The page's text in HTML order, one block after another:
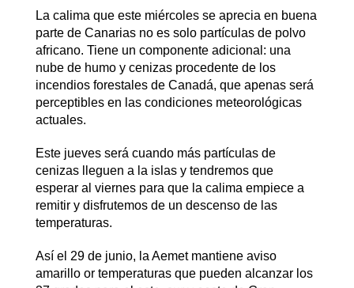
La calima que este miércoles se aprecia en buena
parte de Canarias no es solo partículas de polvo
africano. Tiene un componente adicional: una
nube de humo y cenizas procedente de los
incendios forestales de Canadá, que apenas será
perceptibles en las condiciones meteorológicas
actuales.
Este jueves será cuando más partículas de
cenizas lleguen a la islas y tendremos que
esperar al viernes para que la calima empiece a
remitir y disfrutemos de un descenso de las
temperaturas.
Así el 29 de junio, la Aemet mantiene aviso
amarillo or temperaturas que pueden alcanzar los